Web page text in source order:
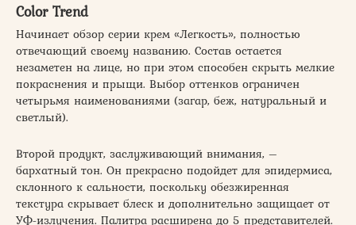
Color Trend
Начинает обзор серии крем «Легкость», полностью
отвечающий своему названию. Состав остается
незаметен на лице, но при этом способен скрыть мелкие
покраснения и прыщи. Выбор оттенков ограничен
четырьмя наименованиями (загар, беж, натуральный и
светлый).
Второй продукт, заслуживающий внимания, –
бархатный тон. Он прекрасно подойдет для эпидермиса,
склонного к сальности, поскольку обезжиренная
текстура скрывает блеск и дополнительно защищает от
УФ-излучения. Палитра расширена до 5 представителей.